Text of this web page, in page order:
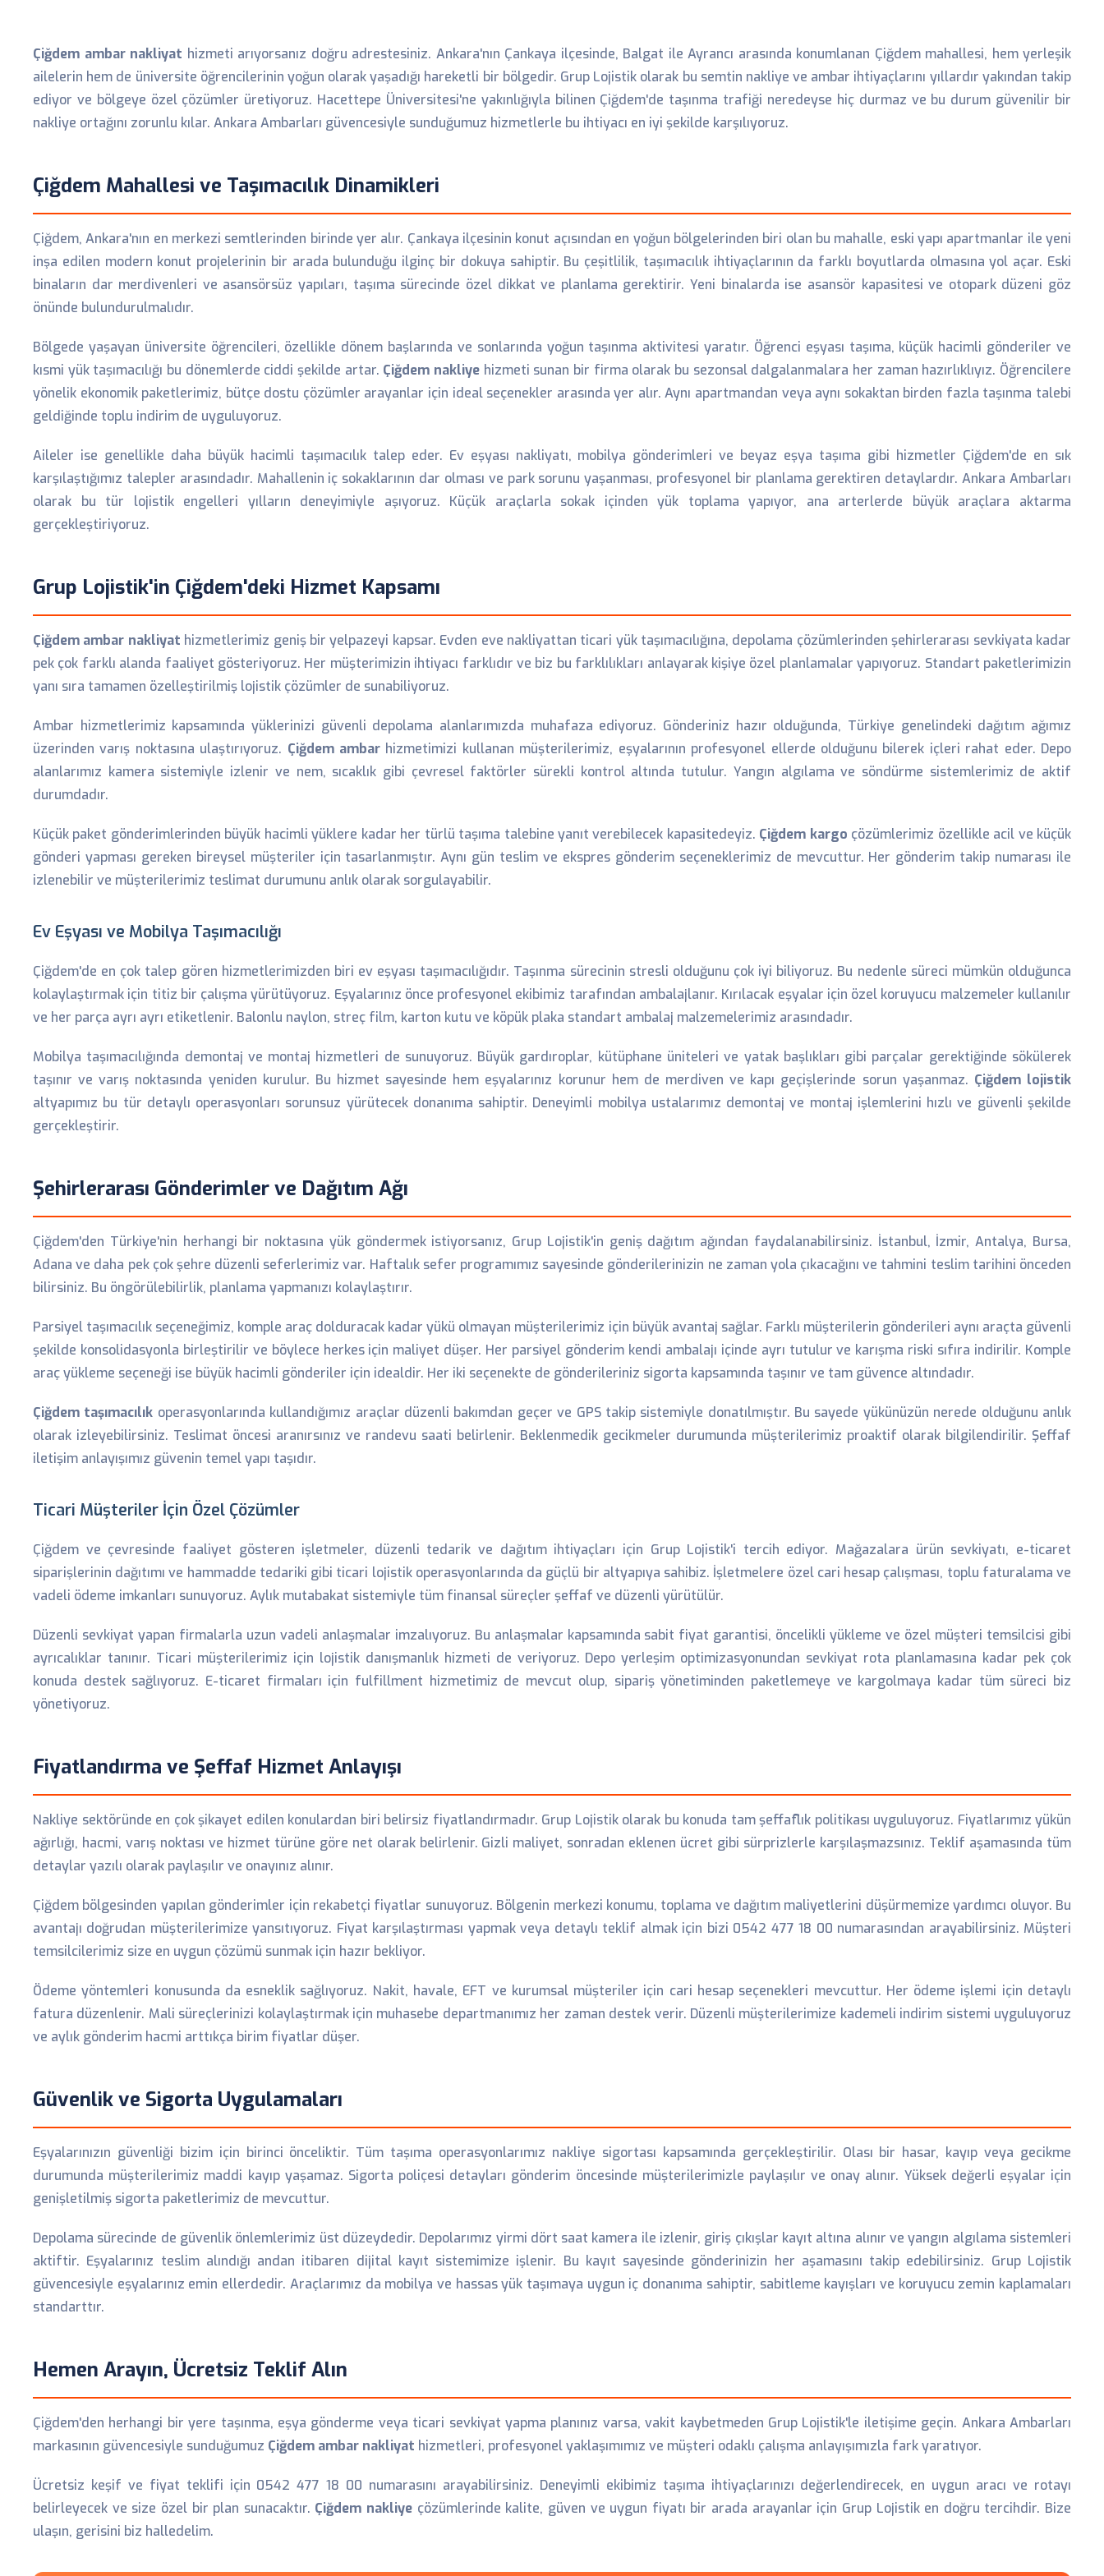
Çiğdem ambar nakliyat hizmeti arıyorsanız doğru adrestesiniz. Ankara'nın Çankaya ilçesinde, Balgat ile Ayrancı arasında konumlanan Çiğdem mahallesi, hem yerleşik
ailelerin hem de üniversite öğrencilerinin yoğun olarak yaşadığı hareketli bir bölgedir. Grup Lojistik olarak bu semtin nakliye ve ambar ihtiyaçlarını yıllardır yakından takip
ediyor ve bölgeye özel çözümler üretiyoruz. Hacettepe Üniversitesi'ne yakınlığıyla bilinen Çiğdem'de taşınma trafiği neredeyse hiç durmaz ve bu durum güvenilir bir
nakliye ortağını zorunlu kılar. Ankara Ambarları güvencesiyle sunduğumuz hizmetlerle bu ihtiyacı en iyi şekilde karşılıyoruz.
Çiğdem Mahallesi ve Taşımacılık Dinamikleri
Çiğdem, Ankara'nın en merkezi semtlerinden birinde yer alır. Çankaya ilçesinin konut açısından en yoğun bölgelerinden biri olan bu mahalle, eski yapı apartmanlar ile yeni
inşa edilen modern konut projelerinin bir arada bulunduğu ilginç bir dokuya sahiptir. Bu çeşitlilik, taşımacılık ihtiyaçlarının da farklı boyutlarda olmasına yol açar. Eski
binaların dar merdivenleri ve asansörsüz yapıları, taşıma sürecinde özel dikkat ve planlama gerektirir. Yeni binalarda ise asansör kapasitesi ve otopark düzeni göz
önünde bulundurulmalıdır.
Bölgede yaşayan üniversite öğrencileri, özellikle dönem başlarında ve sonlarında yoğun taşınma aktivitesi yaratır. Öğrenci eşyası taşıma, küçük hacimli gönderiler ve
kısmi yük taşımacılığı bu dönemlerde ciddi şekilde artar. Çiğdem nakliye hizmeti sunan bir firma olarak bu sezonsal dalgalanmalara her zaman hazırlıklıyız. Öğrencilere
yönelik ekonomik paketlerimiz, bütçe dostu çözümler arayanlar için ideal seçenekler arasında yer alır. Aynı apartmandan veya aynı sokaktan birden fazla taşınma talebi
geldiğinde toplu indirim de uyguluyoruz.
Aileler ise genellikle daha büyük hacimli taşımacılık talep eder. Ev eşyası nakliyatı, mobilya gönderimleri ve beyaz eşya taşıma gibi hizmetler Çiğdem'de en sık
karşılaştığımız talepler arasındadır. Mahallenin iç sokaklarının dar olması ve park sorunu yaşanması, profesyonel bir planlama gerektiren detaylardır. Ankara Ambarları
olarak bu tür lojistik engelleri yılların deneyimiyle aşıyoruz. Küçük araçlarla sokak içinden yük toplama yapıyor, ana arterlerde büyük araçlara aktarma
gerçekleştiriyoruz.
Grup Lojistik'in Çiğdem'deki Hizmet Kapsamı
Çiğdem ambar nakliyat hizmetlerimiz geniş bir yelpazeyi kapsar. Evden eve nakliyattan ticari yük taşımacılığına, depolama çözümlerinden şehirlerarası sevkiyata kadar
pek çok farklı alanda faaliyet gösteriyoruz. Her müşterimizin ihtiyacı farklıdır ve biz bu farklılıkları anlayarak kişiye özel planlamalar yapıyoruz. Standart paketlerimizin
yanı sıra tamamen özelleştirilmiş lojistik çözümler de sunabiliyoruz.
Ambar hizmetlerimiz kapsamında yüklerinizi güvenli depolama alanlarımızda muhafaza ediyoruz. Gönderiniz hazır olduğunda, Türkiye genelindeki dağıtım ağımız
üzerinden varış noktasına ulaştırıyoruz. Çiğdem ambar hizmetimizi kullanan müşterilerimiz, eşyalarının profesyonel ellerde olduğunu bilerek içleri rahat eder. Depo
alanlarımız kamera sistemiyle izlenir ve nem, sıcaklık gibi çevresel faktörler sürekli kontrol altında tutulur. Yangın algılama ve söndürme sistemlerimiz de aktif
durumdadır.
Küçük paket gönderimlerinden büyük hacimli yüklere kadar her türlü taşıma talebine yanıt verebilecek kapasitedeyiz. Çiğdem kargo çözümlerimiz özellikle acil ve küçük
gönderi yapması gereken bireysel müşteriler için tasarlanmıştır. Aynı gün teslim ve ekspres gönderim seçeneklerimiz de mevcuttur. Her gönderim takip numarası ile
izlenebilir ve müşterilerimiz teslimat durumunu anlık olarak sorgulayabilir.
Ev Eşyası ve Mobilya Taşımacılığı
Çiğdem'de en çok talep gören hizmetlerimizden biri ev eşyası taşımacılığıdır. Taşınma sürecinin stresli olduğunu çok iyi biliyoruz. Bu nedenle süreci mümkün olduğunca
kolaylaştırmak için titiz bir çalışma yürütüyoruz. Eşyalarınız önce profesyonel ekibimiz tarafından ambalajlanır. Kırılacak eşyalar için özel koruyucu malzemeler kullanılır
ve her parça ayrı ayrı etiketlenir. Balonlu naylon, streç film, karton kutu ve köpük plaka standart ambalaj malzemelerimiz arasındadır.
Mobilya taşımacılığında demontaj ve montaj hizmetleri de sunuyoruz. Büyük gardıroplar, kütüphane üniteleri ve yatak başlıkları gibi parçalar gerektiğinde sökülerek
taşınır ve varış noktasında yeniden kurulur. Bu hizmet sayesinde hem eşyalarınız korunur hem de merdiven ve kapı geçişlerinde sorun yaşanmaz. Çiğdem lojistik
altyapımız bu tür detaylı operasyonları sorunsuz yürütecek donanıma sahiptir. Deneyimli mobilya ustalarımız demontaj ve montaj işlemlerini hızlı ve güvenli şekilde
gerçekleştirir.
Şehirlerarası Gönderimler ve Dağıtım Ağı
Çiğdem'den Türkiye'nin herhangi bir noktasına yük göndermek istiyorsanız, Grup Lojistik'in geniş dağıtım ağından faydalanabilirsiniz. İstanbul, İzmir, Antalya, Bursa,
Adana ve daha pek çok şehre düzenli seferlerimiz var. Haftalık sefer programımız sayesinde gönderilerinizin ne zaman yola çıkacağını ve tahmini teslim tarihini önceden
bilirsiniz. Bu öngörülebilirlik, planlama yapmanızı kolaylaştırır.
Parsiyel taşımacılık seçeneğimiz, komple araç dolduracak kadar yükü olmayan müşterilerimiz için büyük avantaj sağlar. Farklı müşterilerin gönderileri aynı araçta güvenli
şekilde konsolidasyonla birleştirilir ve böylece herkes için maliyet düşer. Her parsiyel gönderim kendi ambalajı içinde ayrı tutulur ve karışma riski sıfıra indirilir. Komple
araç yükleme seçeneği ise büyük hacimli gönderiler için idealdir. Her iki seçenekte de gönderileriniz sigorta kapsamında taşınır ve tam güvence altındadır.
Çiğdem taşımacılık operasyonlarında kullandığımız araçlar düzenli bakımdan geçer ve GPS takip sistemiyle donatılmıştır. Bu sayede yükünüzün nerede olduğunu anlık
olarak izleyebilirsiniz. Teslimat öncesi aranırsınız ve randevu saati belirlenir. Beklenmedik gecikmeler durumunda müşterilerimiz proaktif olarak bilgilendirilir. Şeffaf
iletişim anlayışımız güvenin temel yapı taşıdır.
Ticari Müşteriler İçin Özel Çözümler
Çiğdem ve çevresinde faaliyet gösteren işletmeler, düzenli tedarik ve dağıtım ihtiyaçları için Grup Lojistik'i tercih ediyor. Mağazalara ürün sevkiyatı, e-ticaret
siparişlerinin dağıtımı ve hammadde tedariki gibi ticari lojistik operasyonlarında da güçlü bir altyapıya sahibiz. İşletmelere özel cari hesap çalışması, toplu faturalama ve
vadeli ödeme imkanları sunuyoruz. Aylık mutabakat sistemiyle tüm finansal süreçler şeffaf ve düzenli yürütülür.
Düzenli sevkiyat yapan firmalarla uzun vadeli anlaşmalar imzalıyoruz. Bu anlaşmalar kapsamında sabit fiyat garantisi, öncelikli yükleme ve özel müşteri temsilcisi gibi
ayrıcalıklar tanınır. Ticari müşterilerimiz için lojistik danışmanlık hizmeti de veriyoruz. Depo yerleşim optimizasyonundan sevkiyat rota planlamasına kadar pek çok
konuda destek sağlıyoruz. E-ticaret firmaları için fulfillment hizmetimiz de mevcut olup, sipariş yönetiminden paketlemeye ve kargolmaya kadar tüm süreci biz
yönetiyoruz.
Fiyatlandırma ve Şeffaf Hizmet Anlayışı
Nakliye sektöründe en çok şikayet edilen konulardan biri belirsiz fiyatlandırmadır. Grup Lojistik olarak bu konuda tam şeffaflık politikası uyguluyoruz. Fiyatlarımız yükün
ağırlığı, hacmi, varış noktası ve hizmet türüne göre net olarak belirlenir. Gizli maliyet, sonradan eklenen ücret gibi sürprizlerle karşılaşmazsınız. Teklif aşamasında tüm
detaylar yazılı olarak paylaşılır ve onayınız alınır.
Çiğdem bölgesinden yapılan gönderimler için rekabetçi fiyatlar sunuyoruz. Bölgenin merkezi konumu, toplama ve dağıtım maliyetlerini düşürmemize yardımcı oluyor. Bu
avantajı doğrudan müşterilerimize yansıtıyoruz. Fiyat karşılaştırması yapmak veya detaylı teklif almak için bizi 0542 477 18 00 numarasından arayabilirsiniz. Müşteri
temsilcilerimiz size en uygun çözümü sunmak için hazır bekliyor.
Ödeme yöntemleri konusunda da esneklik sağlıyoruz. Nakit, havale, EFT ve kurumsal müşteriler için cari hesap seçenekleri mevcuttur. Her ödeme işlemi için detaylı
fatura düzenlenir. Mali süreçlerinizi kolaylaştırmak için muhasebe departmanımız her zaman destek verir. Düzenli müşterilerimize kademeli indirim sistemi uyguluyoruz
ve aylık gönderim hacmi arttıkça birim fiyatlar düşer.
Güvenlik ve Sigorta Uygulamaları
Eşyalarınızın güvenliği bizim için birinci önceliktir. Tüm taşıma operasyonlarımız nakliye sigortası kapsamında gerçekleştirilir. Olası bir hasar, kayıp veya gecikme
durumunda müşterilerimiz maddi kayıp yaşamaz. Sigorta poliçesi detayları gönderim öncesinde müşterilerimizle paylaşılır ve onay alınır. Yüksek değerli eşyalar için
genişletilmiş sigorta paketlerimiz de mevcuttur.
Depolama sürecinde de güvenlik önlemlerimiz üst düzeydedir. Depolarımız yirmi dört saat kamera ile izlenir, giriş çıkışlar kayıt altına alınır ve yangın algılama sistemleri
aktiftir. Eşyalarınız teslim alındığı andan itibaren dijital kayıt sistemimize işlenir. Bu kayıt sayesinde gönderinizin her aşamasını takip edebilirsiniz. Grup Lojistik
güvencesiyle eşyalarınız emin ellerdedir. Araçlarımız da mobilya ve hassas yük taşımaya uygun iç donanıma sahiptir, sabitleme kayışları ve koruyucu zemin kaplamaları
standarttır.
Hemen Arayın, Ücretsiz Teklif Alın
Çiğdem'den herhangi bir yere taşınma, eşya gönderme veya ticari sevkiyat yapma planınız varsa, vakit kaybetmeden Grup Lojistik'le iletişime geçin. Ankara Ambarları
markasının güvencesiyle sunduğumuz Çiğdem ambar nakliyat hizmetleri, profesyonel yaklaşımımız ve müşteri odaklı çalışma anlayışımızla fark yaratıyor.
Ücretsiz keşif ve fiyat teklifi için 0542 477 18 00 numarasını arayabilirsiniz. Deneyimli ekibimiz taşıma ihtiyaçlarınızı değerlendirecek, en uygun aracı ve rotayı
belirleyecek ve size özel bir plan sunacaktır. Çiğdem nakliye çözümlerinde kalite, güven ve uygun fiyatı bir arada arayanlar için Grup Lojistik en doğru tercihdir. Bize
ulaşın, gerisini biz halledelim.